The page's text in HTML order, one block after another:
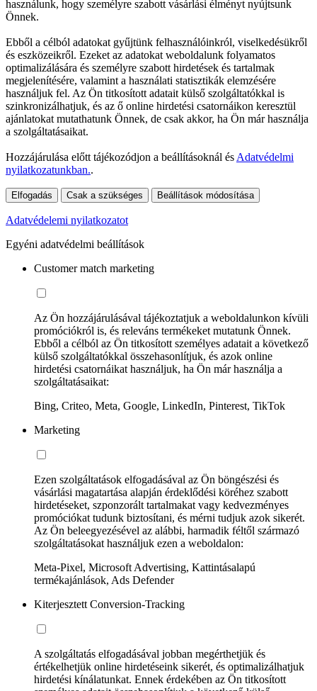
használunk, hogy személyre szabott vásárlási élményt nyújtsunk
Önnek.
Ebből a célból adatokat gyűjtünk felhasználóinkról, viselkedésükről
és eszközeikről. Ezeket az adatokat weboldalunk folyamatos
optimalizálására és személyre szabott hirdetések és tartalmak
megjelenítésére, valamint a használati statisztikák elemzésére
használjuk fel. Az Ön titkosított adatait külső szolgáltatókkal is
szinkronizálhatjuk, és az ő online hirdetési csatornáikon keresztül
ajánlatokat mutathatunk Önnek, de csak akkor, ha Ön már használja
a szolgáltatásaikat.
Hozzájárulása előtt tájékozódjon a beállításoknál és Adatvédelmi
nyilatkozatunkban..
Elfogadás Csak a szükséges Beállítások módosítása
Adatvédelemi nyilatkozatot
Egyéni adatvédelmi beállítások
Customer match marketing
Az Ön hozzájárulásával tájékoztatjuk a weboldalunkon kívüli
promóciókról is, és releváns termékeket mutatunk Önnek.
Ebből a célból az Ön titkosított személyes adatait a következő
külső szolgáltatókkal összehasonlítjuk, és azok online
hirdetési csatornáikat használjuk, ha Ön már használja a
szolgáltatásaikat:
Bing, Criteo, Meta, Google, LinkedIn, Pinterest, TikTok
Marketing
Ezen szolgáltatások elfogadásával az Ön böngészési és
vásárlási magatartása alapján érdeklődési köréhez szabott
hirdetéseket, szponzorált tartalmakat vagy kedvezményes
promóciókat tudunk biztosítani, és mérni tudjuk azok sikerét.
Az Ön beleegyezésével az alábbi, harmadik féltől származó
szolgáltatásokat használjuk ezen a weboldalon:
Meta-Pixel, Microsoft Advertising, Kattintásalapú
termékajánlások, Ads Defender
Kiterjesztett Conversion-Tracking
A szolgáltatás elfogadásával jobban megérthetjük és
értékelhetjük online hirdetéseink sikerét, és optimalizálhatjuk
hirdetési kínálatunkat. Ennek érdekében az Ön titkosított